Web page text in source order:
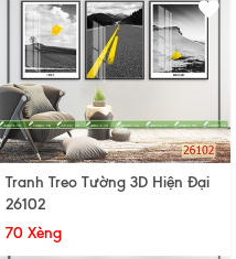
Tranh Treo Tường 3D Hiện Đại
26102
70 Xèng